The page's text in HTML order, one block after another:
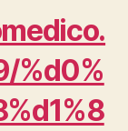
%d0%